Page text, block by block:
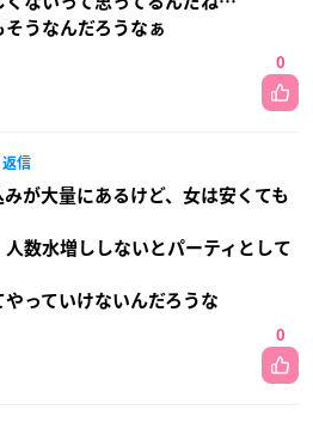
うなんだろうなぁ
0
返信
が大量にあるけど、女は安くても
数水増ししないとパーティとして
っていけないんだろうな
0